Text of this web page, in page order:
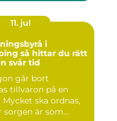
11. jul
i
du rätt
svår tid
går bort
tillvaron på en
Mycket ska ordnas,
sorgen är som